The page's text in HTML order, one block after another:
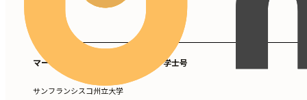
マーケティング＆デジタルメディア学士号
サンフランシスコ州立大学